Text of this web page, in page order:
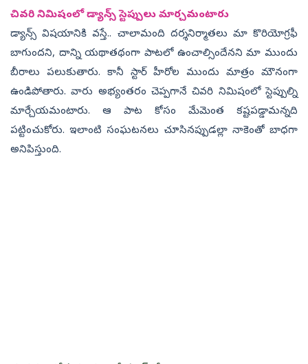
చివరి నిమిషంలో డ్యాన్స్‌ స్టెప్పులు మార్చమంటారు
డ్యాన్స్‌ విషయానికి వస్తే.. చాలామంది దర్శనిర్మాతలు మా కొరియోగ్రఫీ
బాగుందని, దాన్ని యథాతథంగా పాటలో ఉంచాల్సిందేనని మా ముందు
బీరాలు పలుకుతారు. కానీ స్టార్‌ హీరోల ముందు మాత్రం మౌనంగా
ఉండిపోతారు. వారు అభ్యంతరం చెప్పగానే చివరి నిమిషంలో స్టెప్పుల్ని
మార్చేయమంటారు. ఆ పాట కోసం మేమెంత కష్టపడ్డామన్నది
పట్టించుకోరు. ఇలాంటి సంఘటనలు చూసినప్పుడల్లా నాకెంతో బాధగా
అనిపిస్తుంది.